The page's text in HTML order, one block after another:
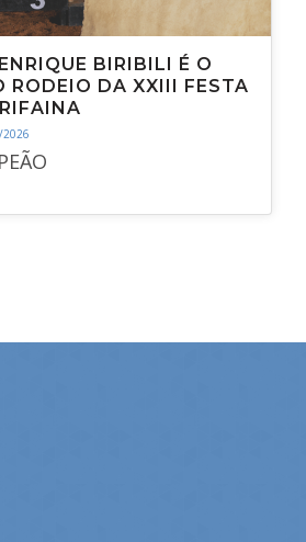
BIRIBILI É O
RODEIO DA XXIII FESTA
2026